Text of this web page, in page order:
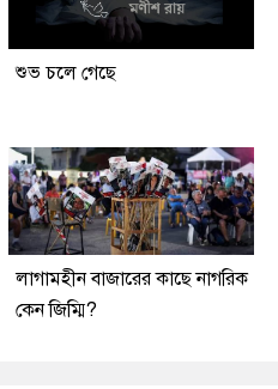
শুভ চলে গেছে
লাগামহীন বাজারের কাছে নাগরিক
কেন জিম্মি?